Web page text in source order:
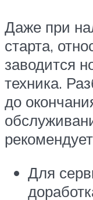
Даже при
старта,
заводится
техника.
до
Для